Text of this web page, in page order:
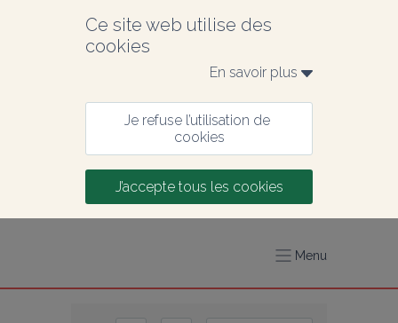
Ce site web utilise des
cookies
En savoir plus
Je refuse l’utilisation de
cookies
J’accepte tous les cookies
Menu